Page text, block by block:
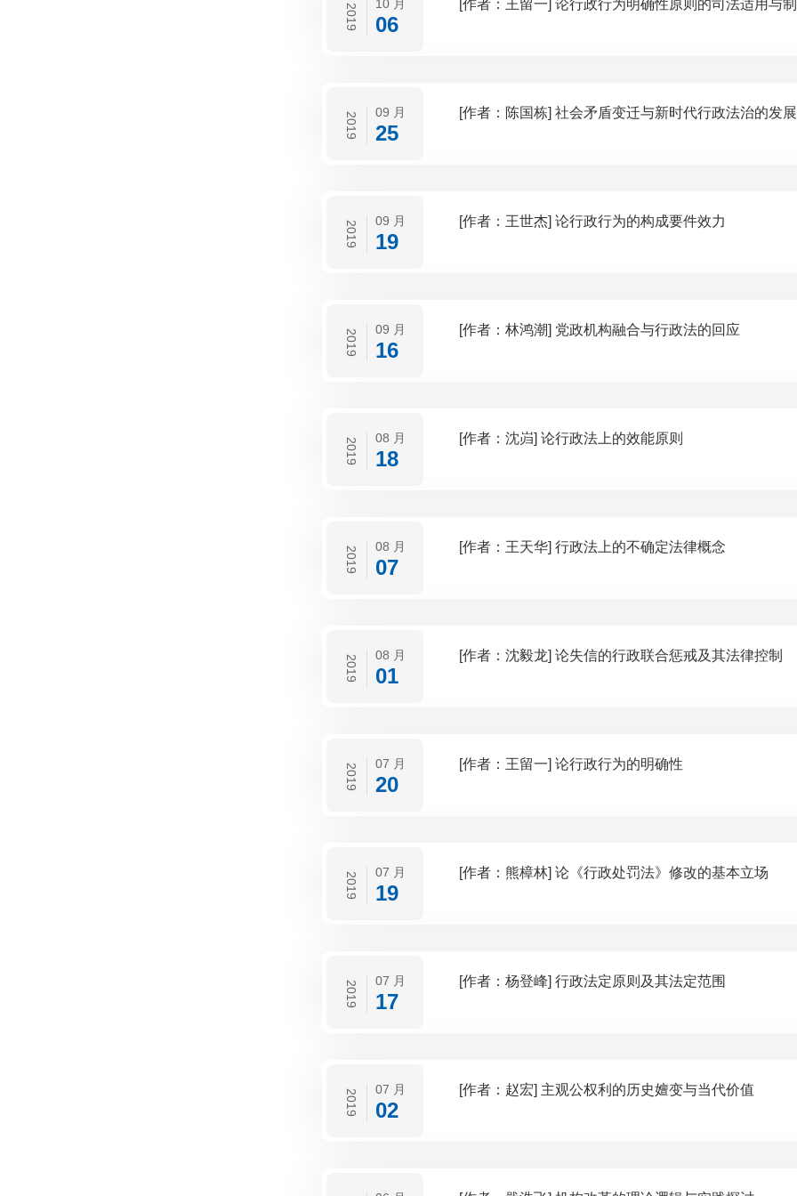
2019 10 月
06
[作者：王留一] 论行政行为明确性原则的司法适用
2019 09 月
25
[作者：陈国栋] 社会矛盾变迁与新时代行政法治的发展
2019 09 月
19
[作者：王世杰] 论行政行为的构成要件效力
2019 09 月
16
[作者：林鸿潮] 党政机构融合与行政法的回应
2019 08 月
18
[作者：沈岿] 论行政法上的效能原则
2019 08 月
07
[作者：王天华] 行政法上的不确定法律概念
2019 08 月
01
[作者：沈毅龙] 论失信的行政联合惩戒及其法律控制
2019 07 月
20
[作者：王留一] 论行政行为的明确性
2019 07 月
19
[作者：熊樟林] 论《行政处罚法》修改的基本立场
2019 07 月
17
[作者：杨登峰] 行政法定原则及其法定范围
2019 07 月
02
[作者：赵宏] 主观公权利的历史嬗变与当代价值